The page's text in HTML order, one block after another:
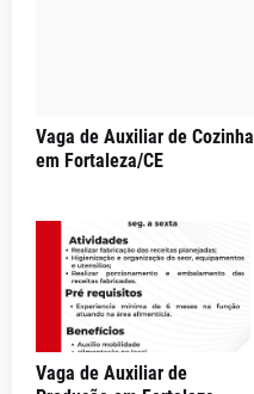
Vaga de Auxiliar de Cozinha
em Fortaleza/CE
Vaga de Auxiliar de